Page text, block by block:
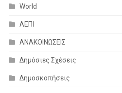
World
ΑΕΠΙ
ΑΝΑΚΟΙΝΩΣΕΙΣ
Δημόσιες Σχέσεις
Δημοσκοπήσεις